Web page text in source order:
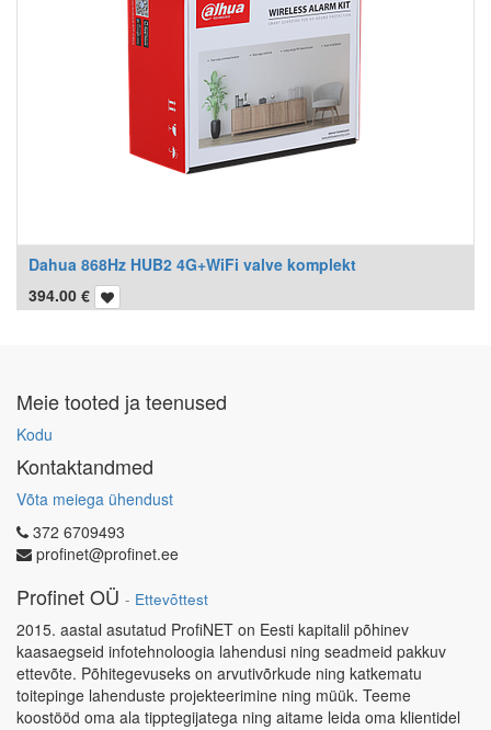
Dahua 868Hz HUB2 4G+WiFi valve komplekt
394.00 €
Meie tooted ja teenused
Kodu
Kontaktandmed
Võta meiega ühendust
372 6709493
profinet@profinet.ee
Profinet OÜ - Ettevõttest
2015. aastal asutatud ProfiNET on Eesti kapitalil põhinev
kaasaegseid infotehnoloogia lahendusi ning seadmeid pakkuv
ettevõte. Põhitegevuseks on arvutivõrkude ning katkematu
toitepinge lahenduste projekteerimine ning müük. Teeme
koostööd oma ala tipptegijatega ning aitame leida oma klientidel